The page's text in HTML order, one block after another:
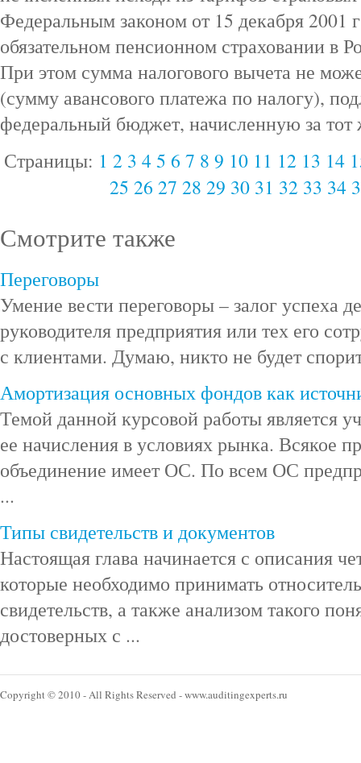
Федеральным законом от 15 декабря
обязательном пенсионном страховании в
При этом сумма налогового вычета не
(сумму авансового платежа по налогу),
федеральный бюджет, начисленную за тот
Страницы: 1 2 3 45 6 7 8 9 10 11 12 13 14
25 26 27 28 29 30 31 32 33 34
Смотрите также
Переговоры
Умение вести переговоры – залог успеха
руководителя предприятия или тех его
с клиентами. Думаю, никто не будет
Амортизация основных фондов как
Темой данной курсовой работы является
ее начисления в условиях рынка. Всякое
объединение имеет ОС. По всем ОС
...
Типы свидетельств и документов
Настоящая глава начинается с описания
которые необходимо принимать
свидетельств, а также анализом такого
достоверных с ...
Copyright © 2010 - All Rights Reserved - www.auditingexperts.ru